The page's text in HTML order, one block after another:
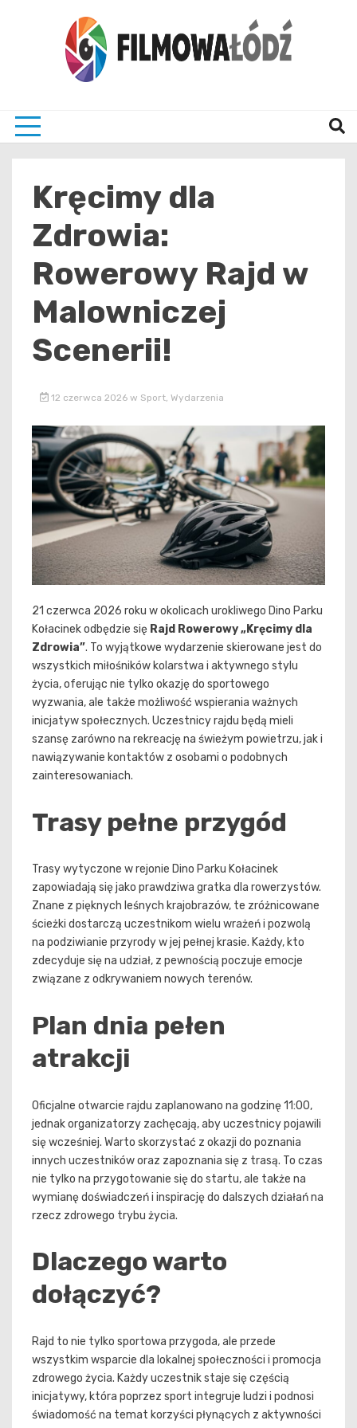
Kręcimy dla
Zdrowia:
Rowerowy Rajd w
Malowniczej
Scenerii!
12 czerwca 2026 w Sport, Wydarzenia
21 czerwca 2026 roku w okolicach urokliwego Dino Parku
Kołacinek odbędzie się Rajd Rowerowy „Kręcimy dla
Zdrowia”. To wyjątkowe wydarzenie skierowane jest do
wszystkich miłośników kolarstwa i aktywnego stylu
życia, oferując nie tylko okazję do sportowego
wyzwania, ale także możliwość wspierania ważnych
inicjatyw społecznych. Uczestnicy rajdu będą mieli
szansę zarówno na rekreację na świeżym powietrzu, jak i
nawiązywanie kontaktów z osobami o podobnych
zainteresowaniach.
Trasy pełne przygód
Trasy wytyczone w rejonie Dino Parku Kołacinek
zapowiadają się jako prawdziwa gratka dla rowerzystów.
Znane z pięknych leśnych krajobrazów, te zróżnicowane
ścieżki dostarczą uczestnikom wielu wrażeń i pozwolą
na podziwianie przyrody w jej pełnej krasie. Każdy, kto
zdecyduje się na udział, z pewnością poczuje emocje
związane z odkrywaniem nowych terenów.
Plan dnia pełen
atrakcji
Oficjalne otwarcie rajdu zaplanowano na godzinę 11:00,
jednak organizatorzy zachęcają, aby uczestnicy pojawili
się wcześniej. Warto skorzystać z okazji do poznania
innych uczestników oraz zapoznania się z trasą. To czas
nie tylko na przygotowanie się do startu, ale także na
wymianę doświadczeń i inspirację do dalszych działań na
rzecz zdrowego trybu życia.
Dlaczego warto
dołączyć?
Rajd to nie tylko sportowa przygoda, ale przede
wszystkim wsparcie dla lokalnej społeczności i promocja
zdrowego życia. Każdy uczestnik staje się częścią
inicjatywy, która poprzez sport integruje ludzi i podnosi
świadomość na temat korzyści płynących z aktywności